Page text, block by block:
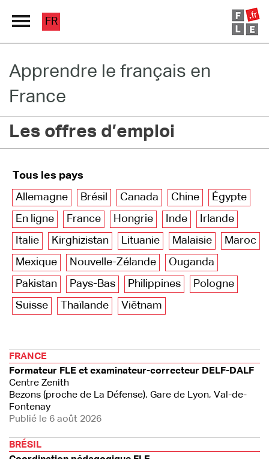
Grand Répertoire
Immersion France
Le français en ligne
FR
Apprendre le français en
France
Les offres d’emploi
Tous les pays
Allemagne
Brésil Canada Chine
Égypte
En ligne
France Hongrie Inde
Irlande
Italie
Kirghizistan Lituanie Malaisie
Maroc
Mexique
Nouvelle-Zélande
Ouganda
Pakistan
Pays-Bas Philippines
Pologne
Suisse
Thaïlande Viêtnam
FRANCE
Formateur FLE et examinateur-correcteur DELF-DALF
Centre Zenith
Bezons (proche de La Défense), Gare de Lyon, Val-de-
Fontenay
Publié le 6 août 2026
BRÉSIL